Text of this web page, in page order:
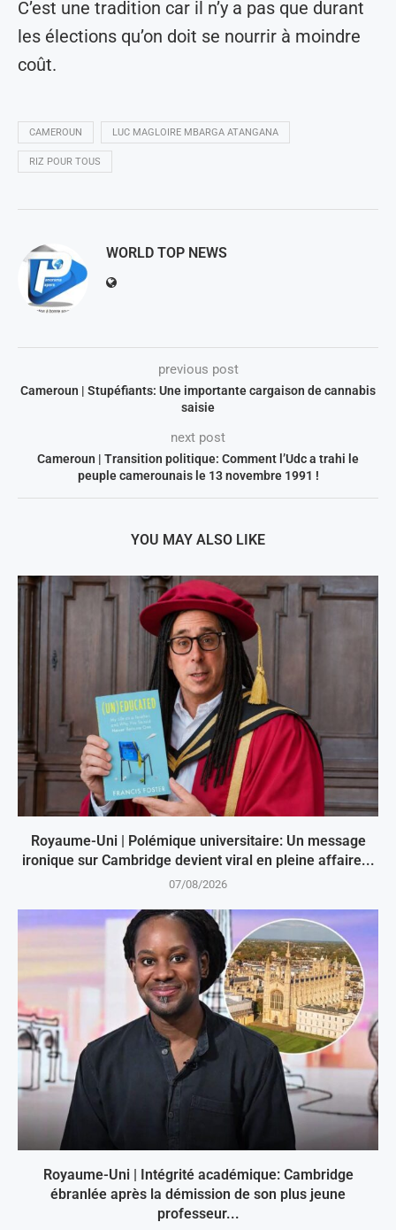
C’est une tradition car il n’y a pas que durant
les élections qu’on doit se nourrir à moindre
coût.
CAMEROUN LUC MAGLOIRE MBARGA ATANGANA
RIZ POUR TOUS
WORLD TOP NEWS
previous post
Cameroun | Stupéfiants: Une importante cargaison de cannabis
saisie
next post
Cameroun | Transition politique: Comment l’Udc a trahi le
peuple camerounais le 13 novembre 1991 !
YOU MAY ALSO LIKE
Royaume-Uni | Polémique universitaire: Un message
ironique sur Cambridge devient viral en pleine affaire...
07/08/2026
Royaume-Uni | Intégrité académique: Cambridge
ébranlée après la démission de son plus jeune
professeur...